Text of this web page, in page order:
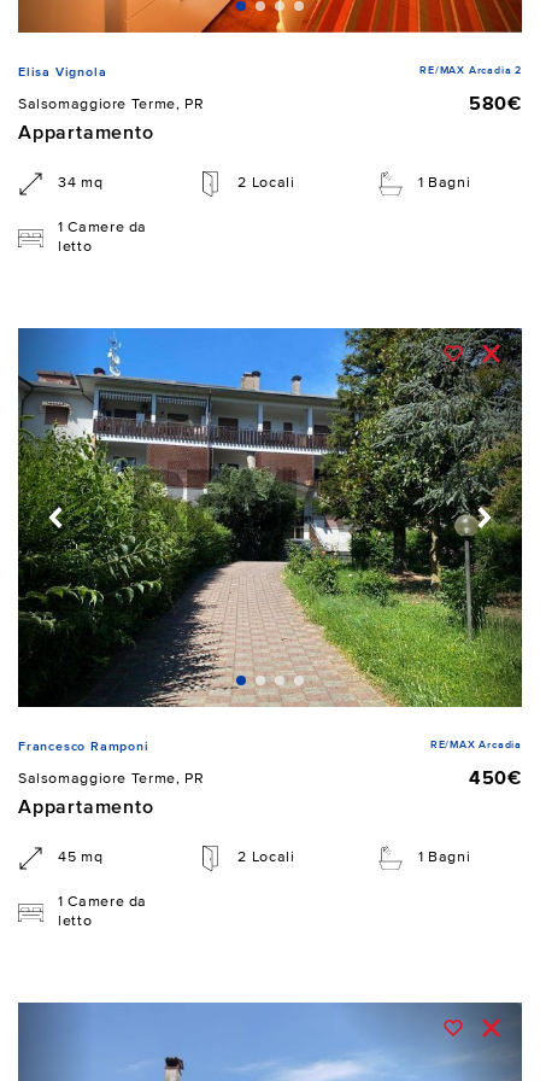
Elisa Vignola RE/MAX Arcadia 2
Salsomaggiore Terme, PR
580€
Appartamento
34 mq 2 Locali 1 Bagni
1 Camere da
letto
Francesco Ramponi RE/MAX Arcadia
Salsomaggiore Terme, PR
450€
Appartamento
45 mq 2 Locali 1 Bagni
1 Camere da
letto